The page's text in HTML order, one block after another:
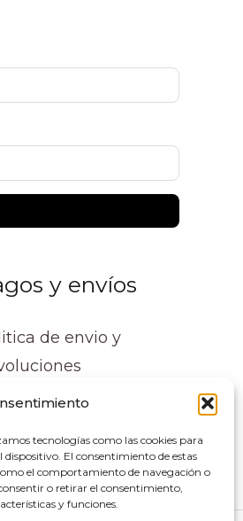
tecnologías como las cookies para
El consentimiento de estas
el comportamiento de navegación o
o retirar el consentimiento,
y funciones.
y envíos
de envio y